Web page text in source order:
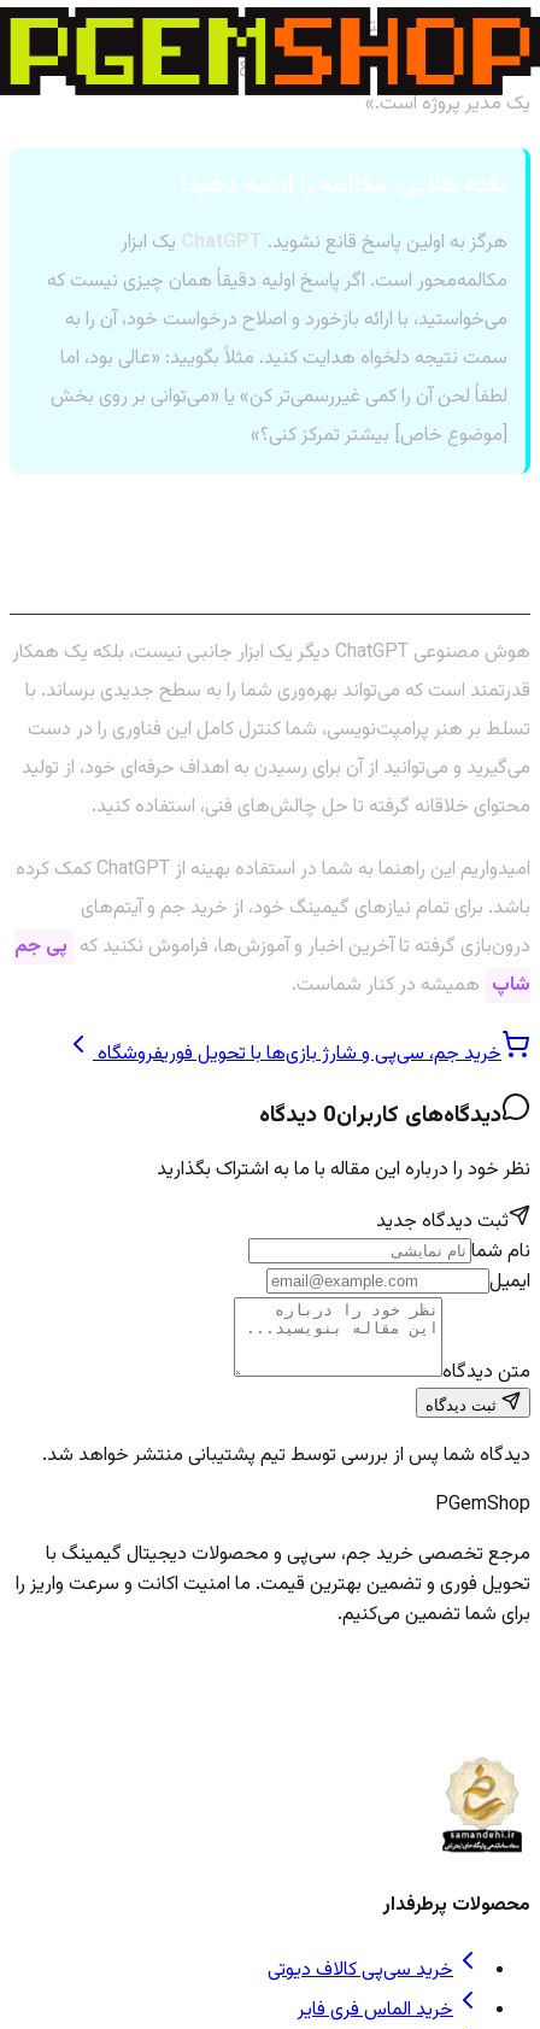
پرامپت:
«متن زیر [متن طولانی را اینجا قرار دهید] را به ۵ نکته کلیدی و
قابل فهم خلاصه کن. هدف، درک سریع مهم‌ترین بخش‌های متن برای
یک مدیر پروژه است.»
نکته طلایی: مکالمه را ادامه دهید!
هرگز به اولین پاسخ قانع نشوید. ChatGPT یک ابزار
مکالمه‌محور است. اگر پاسخ اولیه دقیقاً همان چیزی نیست که
می‌خواستید، با ارائه بازخورد و اصلاح درخواست خود، آن را به
سمت نتیجه دلخواه هدایت کنید. مثلاً بگویید: «عالی بود، اما
لطفاً لحن آن را کمی غیررسمی‌تر کن» یا «می‌توانی بر روی بخش
[موضوع خاص] بیشتر تمرکز کنی؟»
هوش مصنوعی ChatGPT دیگر یک ابزار جانبی نیست، بلکه یک همکار
قدرتمند است که می‌تواند بهره‌وری شما را به سطح جدیدی برساند. با
تسلط بر هنر پرامپت‌نویسی، شما کنترل کامل این فناوری را در دست
می‌گیرید و می‌توانید از آن برای رسیدن به اهداف حرفه‌ای خود، از تولید
محتوای خلاقانه گرفته تا حل چالش‌های فنی، استفاده کنید.
امیدواریم این راهنما به شما در استفاده بهینه از ChatGPT کمک کرده
باشد. برای تمام نیازهای گیمینگ خود، از خرید جم و آیتم‌های
درون‌بازی گرفته تا آخرین اخبار و آموزش‌ها، فراموش نکنید که پی جم
شاپ همیشه در کنار شماست.
خرید جم، سی‌پی و شارژ بازی‌ها با تحویل فوریفروشگاه
دیدگاه‌های کاربران0 دیدگاه
نظر خود را درباره این مقاله با ما به اشتراک بگذارید
ثبت دیدگاه جدید
نام شما
ایمیل
متن دیدگاه
ثبت دیدگاه
دیدگاه شما پس از بررسی توسط تیم پشتیبانی منتشر خواهد شد.
PGemShop
مرجع تخصصی خرید جم، سی‌پی و محصولات دیجیتال گیمینگ با
تحویل فوری و تضمین بهترین قیمت. ما امنیت اکانت و سرعت واریز را
برای شما تضمین می‌کنیم.
محصولات پرطرفدار
خرید سی‌پی کالاف دیوتی
خرید الماس فری فایر